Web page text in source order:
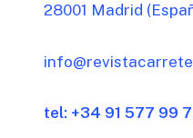
28001 Madrid
tel: +34 91 577 99